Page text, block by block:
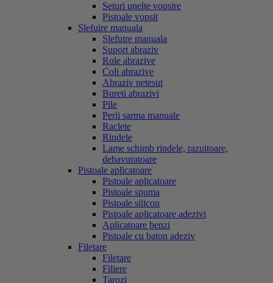
Seturi unelte vopsire
Pistoale vopsit
Slefuire manuala
Slefuire manuala
Suport abraziv
Role abrazive
Coli abrazive
Abraziv netesut
Bureti abrazivi
Pile
Perii sarma manuale
Raclete
Rindele
Lame schimb rindele, razuitoare,
debavuratoare
Pistoale aplicatoare
Pistoale aplicatoare
Pistoale spuma
Pistoale silicon
Pistoale aplicatoare adezivi
Aplicatoare benzi
Pistoale cu baton adeziv
Filetare
Filetare
Filiere
Tarozi